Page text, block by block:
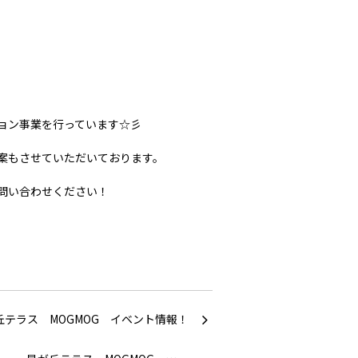
ン事業を行っています☆彡
させていただいております。
合わせください！